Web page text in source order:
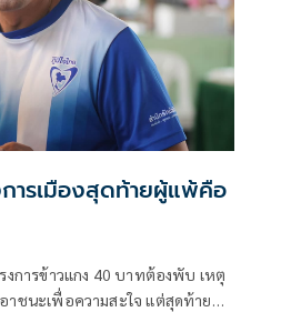
ารเมืองสุดท้ายผู้แพ้คือ
งการข้าวแกง 40 บาทต้องพับ เหตุ
อาชนะเพื่อความสะใจ แต่สุดท้ายผู้